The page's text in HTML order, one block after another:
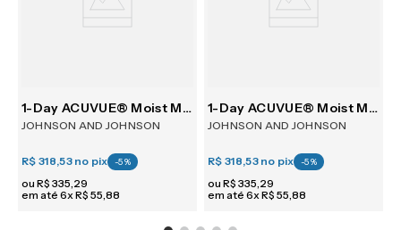
1-Day ACUVUE® Moist Multifocal 30
JOHNSON AND JOHNSON
R$ 318,53 no pix -5%
ou R$ 335,29
em até 6xR$ 55,88
1-Day ACUVUE® Moist Multifocal 30
JOHNSON AND JOHNSON
R$ 318,53 no pix -5%
ou R$ 335,29
em até 6xR$ 55,88